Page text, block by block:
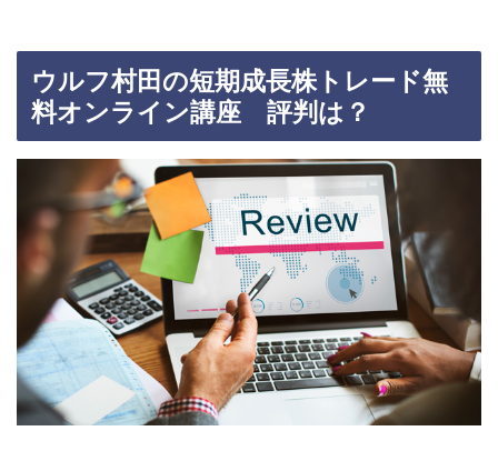
ウルフ村田の短期成長株トレード無
料オンライン講座 評判は？